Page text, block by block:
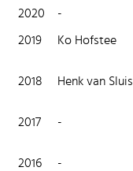
2020 -
2019 Ko Hofstee
2018 Henk van Sluis
2017 -
2016 -